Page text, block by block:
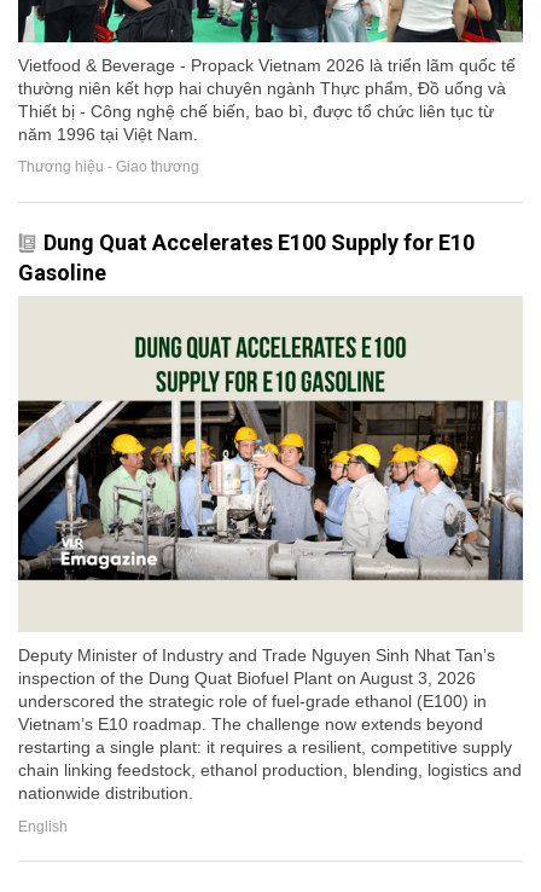
Vietfood & Beverage - Propack Vietnam 2026 là triển lãm quốc tế
thường niên kết hợp hai chuyên ngành Thực phẩm, Đồ uống và
Thiết bị - Công nghệ chế biến, bao bì, được tổ chức liên tục từ
năm 1996 tại Việt Nam.
Thương hiệu - Giao thương
Dung Quat Accelerates E100 Supply for E10
Gasoline
Deputy Minister of Industry and Trade Nguyen Sinh Nhat Tan’s
inspection of the Dung Quat Biofuel Plant on August 3, 2026
underscored the strategic role of fuel-grade ethanol (E100) in
Vietnam’s E10 roadmap. The challenge now extends beyond
restarting a single plant: it requires a resilient, competitive supply
chain linking feedstock, ethanol production, blending, logistics and
nationwide distribution.
English